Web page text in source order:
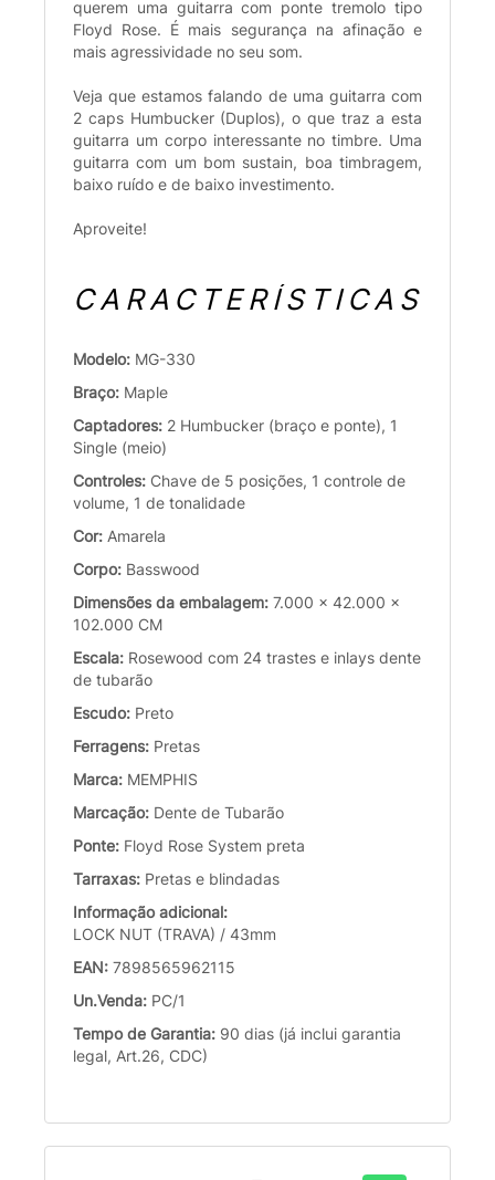
querem uma guitarra com ponte tremolo tipo
Floyd Rose. É mais segurança na afinação e
mais agressividade no seu som.
Veja que estamos falando de uma guitarra com
2 caps Humbucker (Duplos), o que traz a esta
guitarra um corpo interessante no timbre. Uma
guitarra com um bom sustain, boa timbragem,
baixo ruído e de baixo investimento.
Aproveite!
CARACTERÍSTICAS
Modelo: MG-330
Braço: Maple
Captadores: 2 Humbucker (braço e ponte), 1
Single (meio)
Controles: Chave de 5 posições, 1 controle de
volume, 1 de tonalidade
Cor: Amarela
Corpo: Basswood
Dimensões da embalagem: 7.000 x 42.000 x
102.000 CM
Escala: Rosewood com 24 trastes e inlays dente
de tubarão
Escudo: Preto
Ferragens: Pretas
Marca: MEMPHIS
Marcação: Dente de Tubarão
Ponte: Floyd Rose System preta
Tarraxas: Pretas e blindadas
Informação adicional:
LOCK NUT (TRAVA) / 43mm
EAN: 7898565962115
Un.Venda: PC/1
Tempo de Garantia: 90 dias (já inclui garantia
legal, Art.26, CDC)